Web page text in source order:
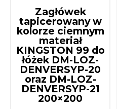
Zagłówek
tapicerowany w
kolorze ciemnym
materiał
KINGSTON 99 do
łóżek DM-LOZ-
DENVERSYP-20
oraz DM-LOZ-
DENVERSYP-21
200×200